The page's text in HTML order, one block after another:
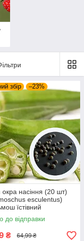
збір –23%
окра насіння (20 шт)
esculentus)
їстівний
до відправки
₴ 64,99 ₴